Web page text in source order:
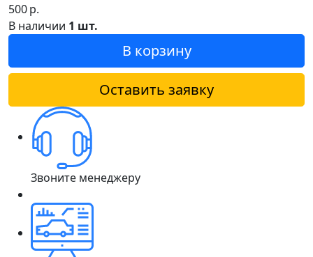
500р.
В наличии 1 шт.
В корзину
Оставить заявку
Звоните менеджеру